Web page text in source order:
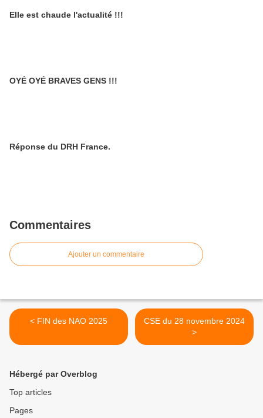
Elle est chaude l'actualité !!!
OYÉ OYÉ BRAVES GENS !!!
Réponse du DRH France.
Commentaires
Ajouter un commentaire
< FIN des NAO 2025
CSE du 28 novembre 2024
>
Hébergé par Overblog
Top articles
Pages